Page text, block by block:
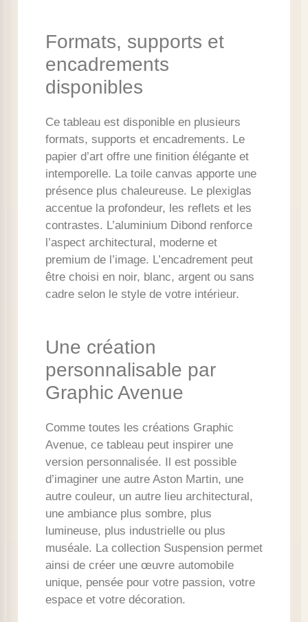
Formats, supports et
encadrements
disponibles
Ce tableau est disponible en plusieurs
formats, supports et encadrements. Le
papier d’art offre une finition élégante et
intemporelle. La toile canvas apporte une
présence plus chaleureuse. Le plexiglas
accentue la profondeur, les reflets et les
contrastes. L’aluminium Dibond renforce
l’aspect architectural, moderne et
premium de l’image. L’encadrement peut
être choisi en noir, blanc, argent ou sans
cadre selon le style de votre intérieur.
Une création
personnalisable par
Graphic Avenue
Comme toutes les créations Graphic
Avenue, ce tableau peut inspirer une
version personnalisée. Il est possible
d’imaginer une autre Aston Martin, une
autre couleur, un autre lieu architectural,
une ambiance plus sombre, plus
lumineuse, plus industrielle ou plus
muséale. La collection Suspension permet
ainsi de créer une œuvre automobile
unique, pensée pour votre passion, votre
espace et votre décoration.